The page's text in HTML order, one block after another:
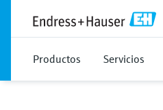
Productos Servicios